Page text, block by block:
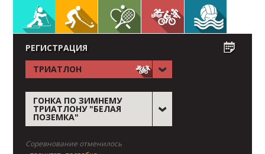
РЕГИСТРАЦИЯ
ТРИАТЛОН
ГОНКА ПО ЗИМНЕМУ
ТРИАТЛОНУ "БЕЛАЯ
ПОЗЕМКА"
Соревнование отменилось